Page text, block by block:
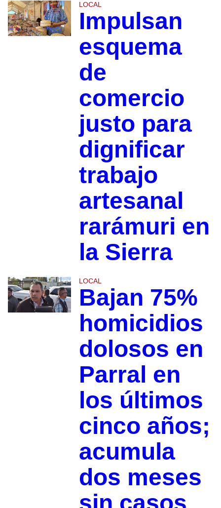
LOCAL
Impulsan
esquema
de
comercio
justo para
dignificar
trabajo
artesanal
rarámuri en
la Sierra
LOCAL
Bajan 75%
homicidios
dolosos en
Parral en
los últimos
cinco años;
acumula
dos meses